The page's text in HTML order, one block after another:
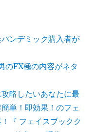
ンデミック購入者が
のFX極の内容がネタ
攻略したいあなたに最
単！即効果！のフェ
『 フェイスブックク